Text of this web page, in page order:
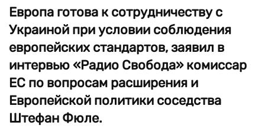
Европа готова к сотрудничеству с
Украиной при условии соблюдения
европейских стандартов, заявил в
интервью «Радио Свобода» комиссар
ЕС по вопросам расширения и
Европейской политики соседства
Штефан Фюле.